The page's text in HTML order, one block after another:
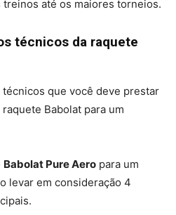
até os maiores torneios.
técnicos da raquete
que você deve prestar
Babolat para um
Babolat Pure Aero para um
levar em consideração 4